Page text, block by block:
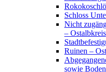
Schloss
Nicht
– Ostalbkreis
Ruinen –
sowie